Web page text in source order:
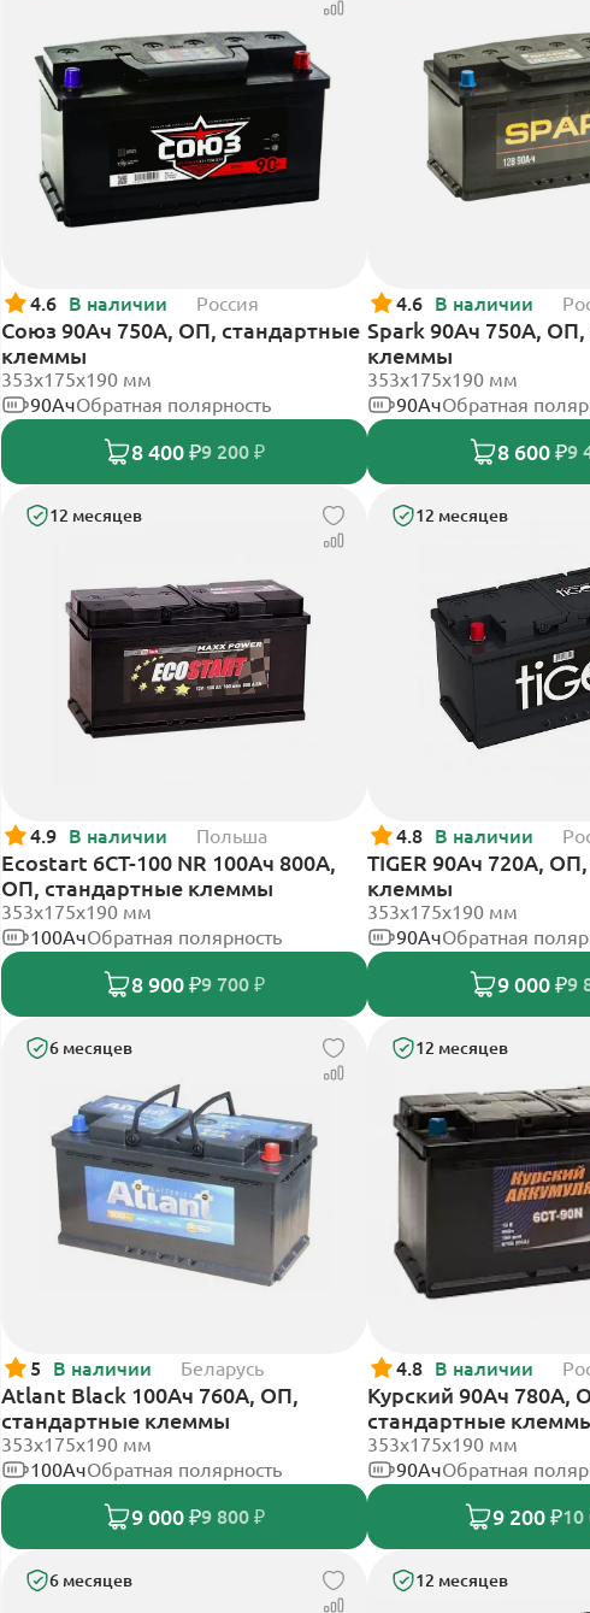
4.6 В наличии Россия
Союз 90Ач 750А, ОП, стандартные
клеммы
353x175x190 мм
90АчОбратная полярность
8 400 ₽9 200 ₽
4.6 В наличии
Spark 90Ач 750А,
клеммы
353х175х190 мм
90АчОбратная
8 600 ₽9
12 месяцев
4.9 В наличии Польша
Ecostart 6CT-100 NR 100Ач 800А,
ОП, стандартные клеммы
353x175x190 мм
100АчОбратная полярность
8 900 ₽9 700 ₽
12 месяцев
4.8 В наличии
TIGER 90Ач 720А,
клеммы
353х175х190 мм
90АчОбратная
9 000 ₽9
6 месяцев
5 В наличии Беларусь
Atlant Black 100Ач 760А, ОП,
стандартные клеммы
353х175х190 мм
100АчОбратная полярность
9 000 ₽9 800 ₽
12 месяцев
4.8 В наличии
Курский 90Ач 780А,
стандартные
353x175x190 мм
90АчОбратная
9 200 ₽10
6 месяцев 12 месяцев